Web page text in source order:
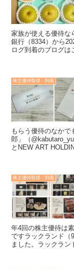
家族が使える優待な
銀行（8334）から
ログ到着のブログ
株主優待取得・到着
もらう優待のなか
郎」（
とNEW ART
株主優待取得・到着
年4回の株主優待は
ですラックランド（
ました。ラックラ